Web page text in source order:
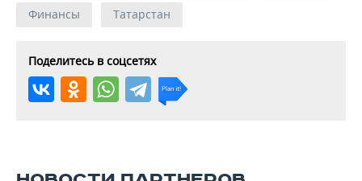
Финансы
Татарстан
Поделитесь в соцсетях